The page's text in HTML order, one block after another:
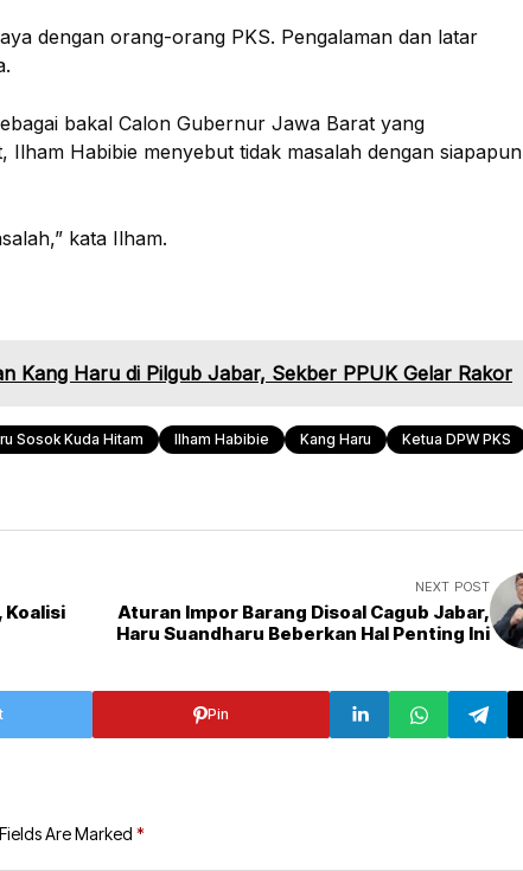
dengan orang-orang PKS. Pengalaman dan latar
bakal Calon Gubernur Jawa Barat yang
Ilham Habibie menyebut tidak masalah dengan siapapun
kata Ilham.
Kang Haru di Pilgub Jabar, Sekber PPUK Gelar Rakor
Sosok Kuda Hitam Ilham Habibie Kang Haru
Ketua DPW PKS
Koalisi
NEXT POST
Aturan Impor Barang Disoal Cagub Jabar,
Haru Suandharu Beberkan Hal Penting Ini
Pin
Are Marked *